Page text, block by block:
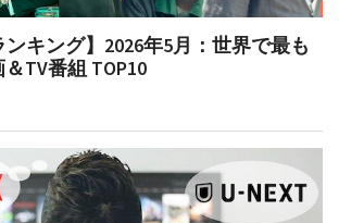
ンキング】2026年5月：世界で最も
TV番組 TOP10